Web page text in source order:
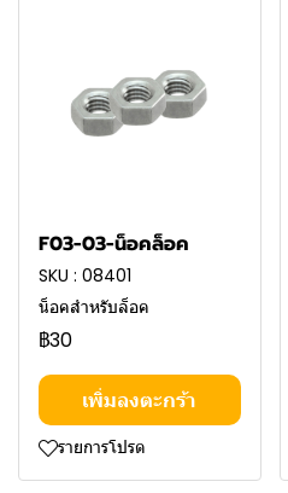
F03-03-น็อคล็อค
SKU : 08401
น็อคสำหรับล็อค
฿30
เพิ่มลงตะกร้า
รายการโปรด